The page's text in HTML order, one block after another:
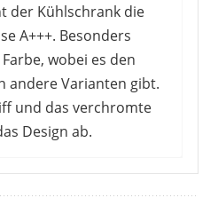
der Kühlschrank die
A+++. Besonders
wobei es den
andere Varianten gibt.
und das verchromte
Design ab.
es in erster Linie um den
Er wird als sehr